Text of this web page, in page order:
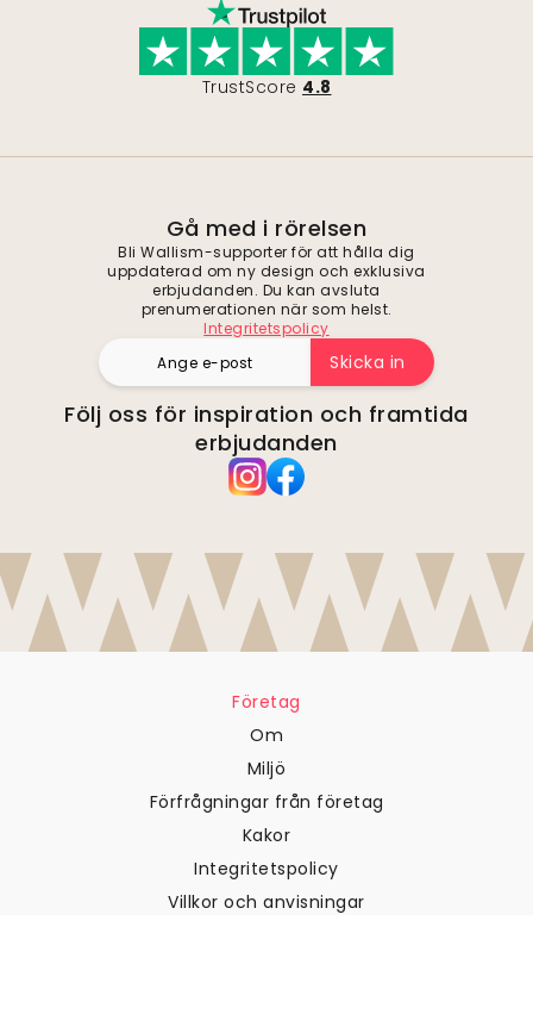
TrustScore 4.8
Gå med i rörelsen
Bli Wallism-supporter för att hålla dig
uppdaterad om ny design och exklusiva
erbjudanden. Du kan avsluta
prenumerationen när som helst.
Integritetspolicy
Skicka in
Följ oss för inspiration och framtida
erbjudanden
Företag
Om
Miljö
Förfrågningar från företag
Kakor
Integritetspolicy
Villkor och anvisningar